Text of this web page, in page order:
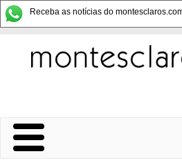
Receba as notícias do